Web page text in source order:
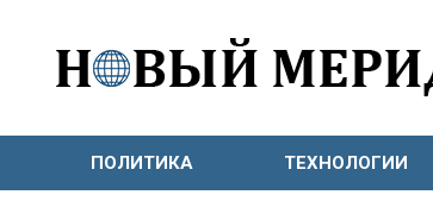
ПОЛИТИКА ТЕХНОЛОГИИ